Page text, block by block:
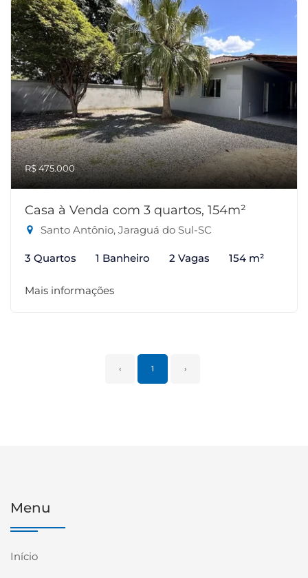
R$ 475.000
Casa à Venda com 3 quartos, 154m²
Santo Antônio, Jaraguá do Sul-SC
3 Quartos 1 Banheiro 2 Vagas 154 m²
Mais informações
‹ 1 ›
Menu
Início